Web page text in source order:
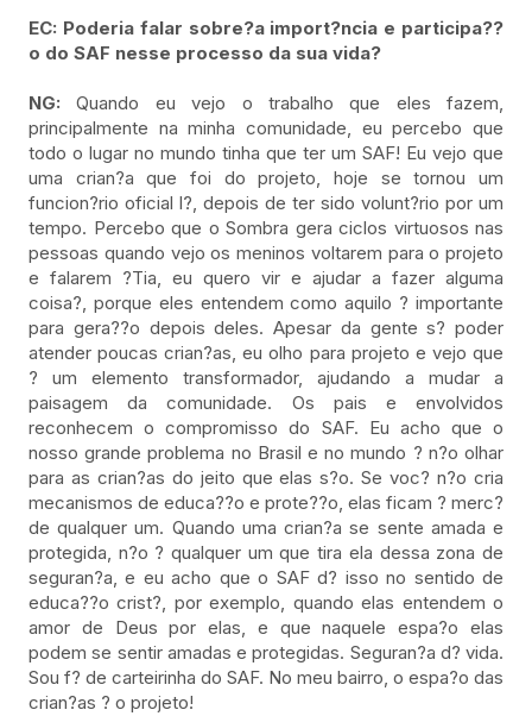
EC: Poderia falar sobre?a import?ncia e participa??
o do SAF nesse processo da sua vida?
NG: Quando eu vejo o trabalho que eles fazem,
principalmente na minha comunidade, eu percebo que
todo o lugar no mundo tinha que ter um SAF! Eu vejo que
uma crian?a que foi do projeto, hoje se tornou um
funcion?rio oficial l?, depois de ter sido volunt?rio por um
tempo. Percebo que o Sombra gera ciclos virtuosos nas
pessoas quando vejo os meninos voltarem para o projeto
e falarem ?Tia, eu quero vir e ajudar a fazer alguma
coisa?, porque eles entendem como aquilo ? importante
para gera??o depois deles. Apesar da gente s? poder
atender poucas crian?as, eu olho para projeto e vejo que
? um elemento transformador, ajudando a mudar a
paisagem da comunidade. Os pais e envolvidos
reconhecem o compromisso do SAF. Eu acho que o
nosso grande problema no Brasil e no mundo ? n?o olhar
para as crian?as do jeito que elas s?o. Se voc? n?o cria
mecanismos de educa??o e prote??o, elas ficam ? merc?
de qualquer um. Quando uma crian?a se sente amada e
protegida, n?o ? qualquer um que tira ela dessa zona de
seguran?a, e eu acho que o SAF d? isso no sentido de
educa??o crist?, por exemplo, quando elas entendem o
amor de Deus por elas, e que naquele espa?o elas
podem se sentir amadas e protegidas. Seguran?a d? vida.
Sou f? de carteirinha do SAF. No meu bairro, o espa?o das
crian?as ? o projeto!